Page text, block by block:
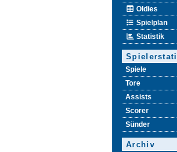
Oldies
Spielplan
Statistik
Spiele
Tore
Assists
Scorer
Sünder
Archiv